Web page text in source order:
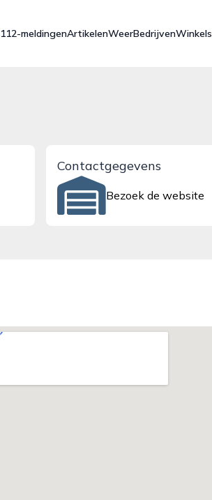
112-meldingenArtikelenWeerBedrijvenWinkels
Contactgegevens
Bezoek de website